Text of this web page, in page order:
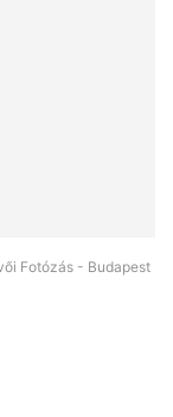
Fotózás - Budapest